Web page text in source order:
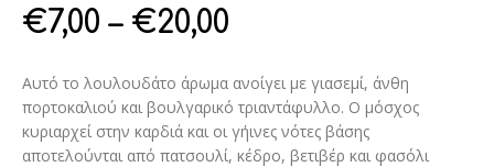
€7,00 – €20,00
Αυτό το λουλουδάτο άρωμα ανοίγει με γιασεμί, άνθη
πορτοκαλιού και βουλγαρικό τριαντάφυλλο. Ο μόσχος
κυριαρχεί στην καρδιά και οι γήινες νότες βάσης
αποτελούνται από πατσουλί, κέδρο, βετιβέρ και φασόλι